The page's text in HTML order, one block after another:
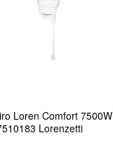
Loren Comfort 7500W
Lorenzetti